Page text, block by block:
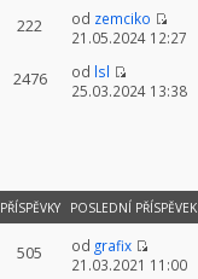
222 od zemciko
21.05.2024 12:27
2476 od lsl
25.03.2024 13:38
PŘÍSPĚVKY POSLEDNÍ PŘÍSPĚVEK
505 od grafix
21.03.2021 11:00